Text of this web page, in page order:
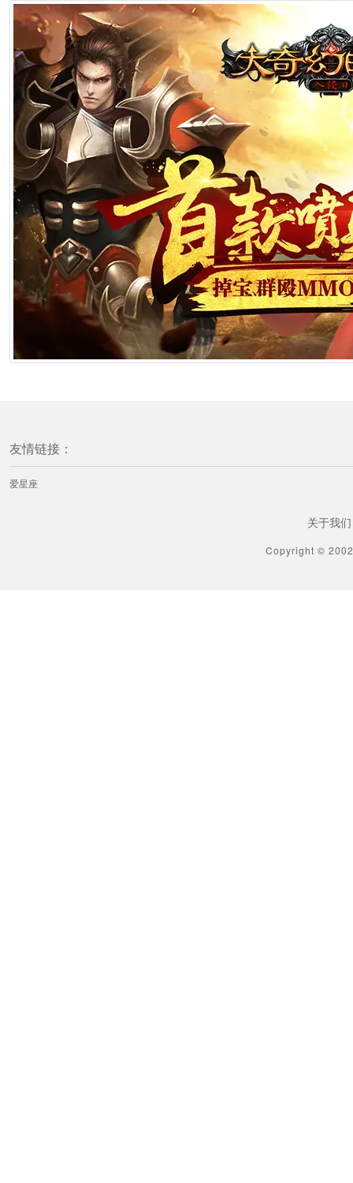
友情链接：
爱星座
关于我们
Copyright ©